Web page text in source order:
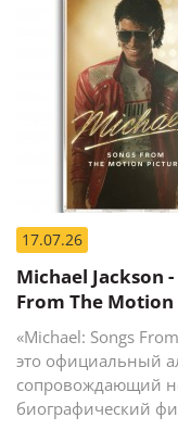
17.07.26
Michael Jackson
From The
«Michael: Songs
это официальный
сопровождающий
биографический